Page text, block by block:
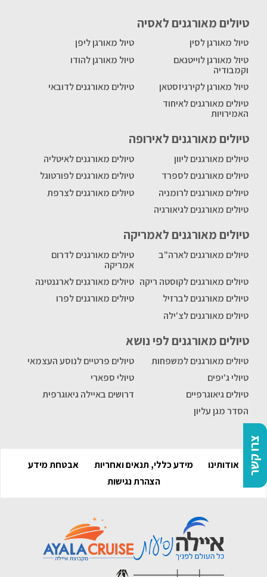
צרו קשר
טיולים מאורגנים לאסיה
טיול מאורגן לסין
טיול מאורגן ליפן
טיול מאורגן לוייטנאם
וקמבודיה
טיול מאורגן להודו
טיול מאורגן לקירגיזסטאן
טיולים מאורגנים לדובאי
טיולים מאורגנים לאיחוד
האמירויות
טיולים מאורגנים לאירופה
טיולים מאורגנים ליוון
טיולים מאורגנים לאיטליה
טיולים מאורגנים לספרד
טיולים מאורגנים לפורטוגל
טיולים מאורגנים לרומניה
טיולים מאורגנים לצרפת
טיולים מאורגנים לגיאורגיה
טיולים מאורגנים לאמריקה
טיולים מאורגנים לארה"ב
טיולים מאורגנים לדרום
אמריקה
טיולים מאורגנים לקוסטה ריקה טיולים מאורגנים לארגנטינה
טיולים מאורגנים לברזיל
טיולים מאורגנים לפרו
טיולים מאורגנים לצ'ילה
טיולים מאורגנים לפי נושא
טיולים מאורגנים למשפחות
טיולים פרטיים לנוסע העצמאי
טיולי ג'יפים
טיולי ספארי
טיולים גיאוגרפיים
דרושים באיילה גיאוגרפית
הסדר מגן עליון
אודותינו מידע כללי, תנאים ואחריות
אבטחת מידע
הצהרת נגישות